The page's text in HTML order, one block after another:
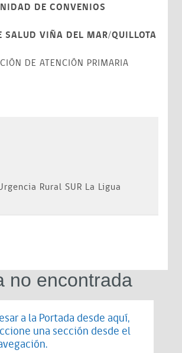
DE CONVENIOS
SALUD VIÑA DEL MAR/QUILLOTA
DE ATENCIÓN PRIMARIA
Rural SUR La Ligua
no encontrada
a la Portada desde aquí,
una sección desde el